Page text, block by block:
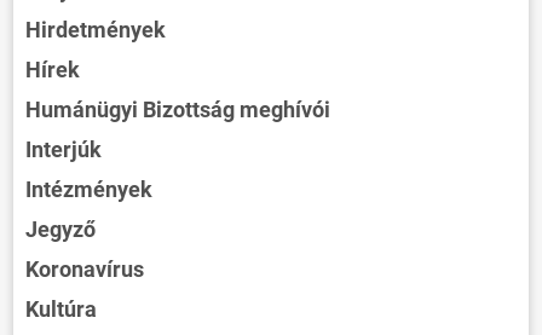
Hirdetmények
Hírek
Humánügyi Bizottság meghívói
Interjúk
Intézmények
Jegyző
Koronavírus
Kultúra